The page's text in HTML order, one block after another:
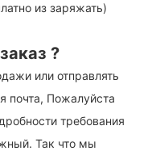
из заряжать)
?
или отправлять
почта, Пожалуйста
требования
Так что мы